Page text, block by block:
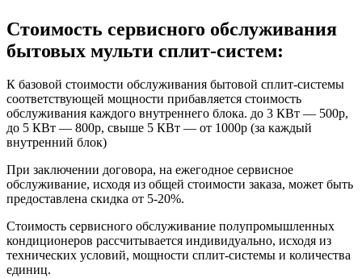
Стоимость сервисного обслуживания
бытовых мульти сплит-систем:
К базовой стоимости обслуживания бытовой сплит-системы
соответствующей мощности прибавляется стоимость
обслуживания каждого внутреннего блока. до 3 КВт — 500р,
до 5 КВт — 800р, свыше 5 КВт — от 1000р (за каждый
внутренний блок)
При заключении договора, на ежегодное сервисное
обслуживание, исходя из общей стоимости заказа, может быть
предоставлена скидка от 5-20%.
Стоимость сервисного обслуживание полупромышленных
кондиционеров рассчитывается индивидуально, исходя из
технических условий, мощности сплит-системы и количества
единиц.